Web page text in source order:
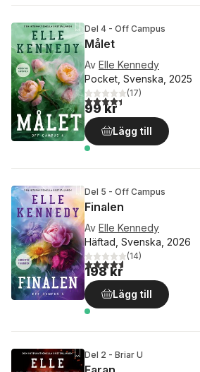
Del 4 - Off Campus
Målet
Av Elle Kennedy
Pocket, Svenska, 2025
4,4utav 5 stjärnor. Totalt
(17)
99 kr
Lägg till
Del 5 - Off Campus
Finalen
Av Elle Kennedy
Häftad, Svenska, 2026
4,6utav 5 stjärnor. Totalt
(14)
198 kr
Lägg till
Del 2 - Briar U